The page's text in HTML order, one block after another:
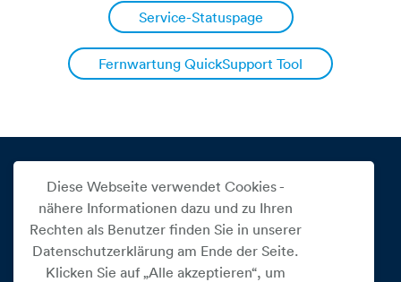
Service-Statuspage
Fernwartung QuickSupport Tool
Diese Webseite verwendet Cookies -
nähere Informationen dazu und zu Ihren
Rechten als Benutzer finden Sie in unserer
Datenschutzerklärung am Ende der Seite.
Klicken Sie auf „Alle akzeptieren“, um